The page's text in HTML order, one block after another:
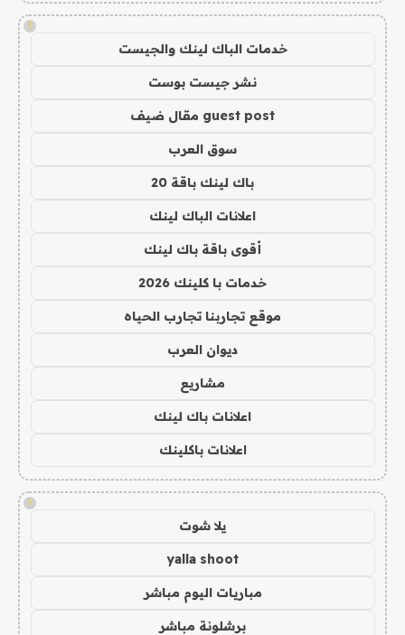
!
خدمات الباك لينك والجيست
نشر جيست بوست
guest post مقال ضيف
سوق العرب
باك لينك باقة 20
اعلانات الباك لينك
أقوى باقة باك لينك
خدمات با كلينك 2026
موقع تجاربنا تجارب الحياه
ديوان العرب
مشاريع
اعلانات باك لينك
اعلانات باكلينك
!
يلا شوت
yalla shoot
مباريات اليوم مباشر
برشلونة مباشر